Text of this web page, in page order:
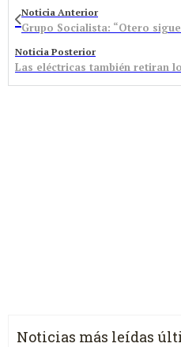
Noticia Anterior
Noticia Posterior
Noticias más leídas